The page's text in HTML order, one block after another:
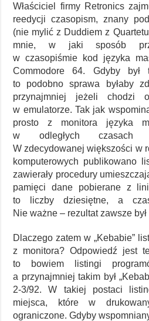
Właściciel firmy Retronics
reedycji czasopism, znany
(nie mylić z Duddiem z
mnie, w jaki sposób
w czasopiśmie kod języka
Commodore 64. Gdyby
to podobno sprawa byłaby
przynajmniej jeżeli chodzi
w emulatorze. Tak jak
prosto z monitora języka
w odległych czasach
W zdecydowanej większości w
komputerowych publikowano
zawierały procedury
pamięci dane pobierane z
to liczby dziesiętne, a
Nie ważne – rezultat zawsze był
Dlaczego zatem w „Kebabie”
z monitora? Odpowiedź jest
to bowiem listingi
a przynajmniej takim był
2-3/92. W takiej postaci
miejsca, które w
ograniczone. Gdyby